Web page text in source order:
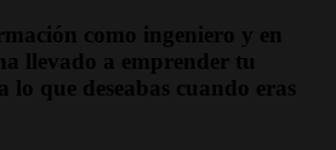
como ingeniero y en
llevado a emprender tu
que deseabas cuando eras